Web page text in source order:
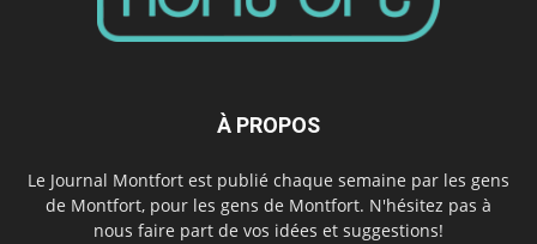
À PROPOS
Le Journal Montfort est publié chaque semaine par les gens
de Montfort, pour les gens de Montfort. N'hésitez pas à
nous faire part de vos idées et suggestions!